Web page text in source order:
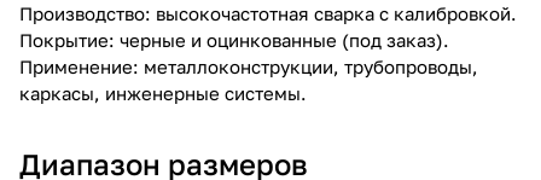
Производство: высокочастотная сварка с калибровкой.
Покрытие: черные и оцинкованные (под заказ).
Применение: металлоконструкции, трубопроводы,
каркасы, инженерные системы.
Диапазон размеров